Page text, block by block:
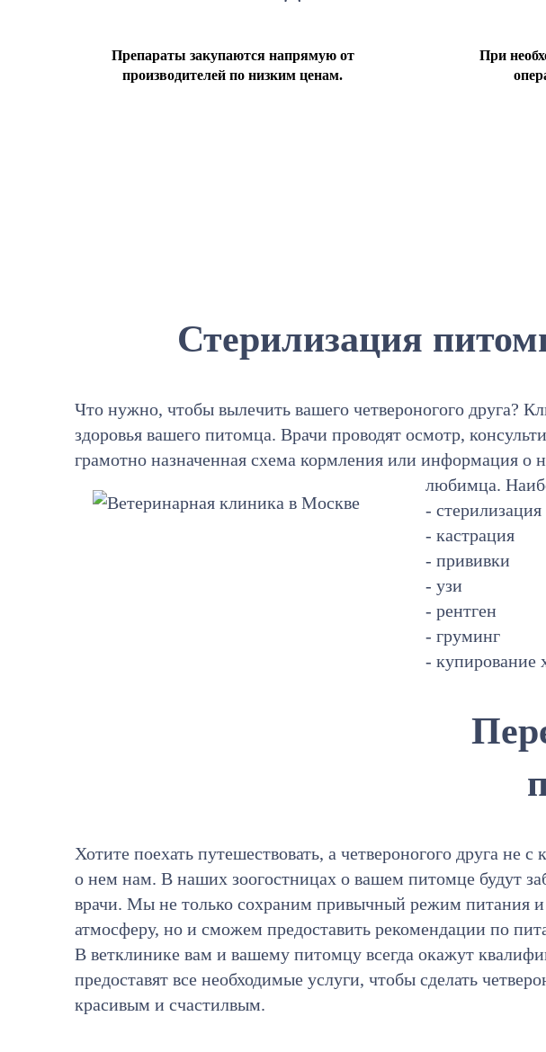
Препараты закупаются напрямую от
производителей по низким ценам.
При
Стерилизация
Что нужно, чтобы вылечить вашего четвероногого друга?
здоровья вашего питомца. Врачи проводят осмотр,
грамотно назначенная схема кормления или информация о
любимца.
- стерилизация
- кастрация
- прививки
- узи
- рентген
- груминг
- купирование
Хотите поехать путешествовать, а четвероногого друга не с
о нем нам. В наших зоогостницах о вашем питомце будут
врачи. Мы не только сохраним привычный режим питания
атмосферу, но и сможем предоставить рекомендации по
В ветклинике вам и вашему питомцу всегда окажут
предоставят все необходимые услуги, чтобы сделать
красивым и счастилвым.